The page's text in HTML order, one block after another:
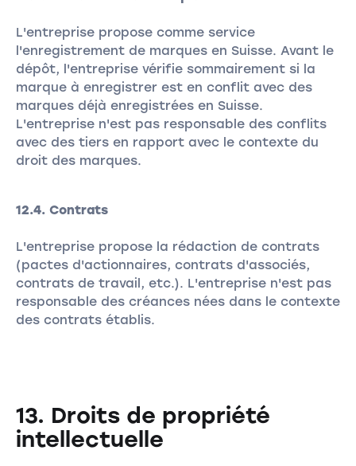
L'entreprise propose comme service
l'enregistrement de marques en Suisse. Avant le
dépôt, l'entreprise vérifie sommairement si la
marque à enregistrer est en conflit avec des
marques déjà enregistrées en Suisse.
L'entreprise n'est pas responsable des conflits
avec des tiers en rapport avec le contexte du
droit des marques.
12.4. Contrats
L'entreprise propose la rédaction de contrats
(pactes d'actionnaires, contrats d'associés,
contrats de travail, etc.). L'entreprise n'est pas
responsable des créances nées dans le contexte
des contrats établis.
13. Droits de propriété
intellectuelle